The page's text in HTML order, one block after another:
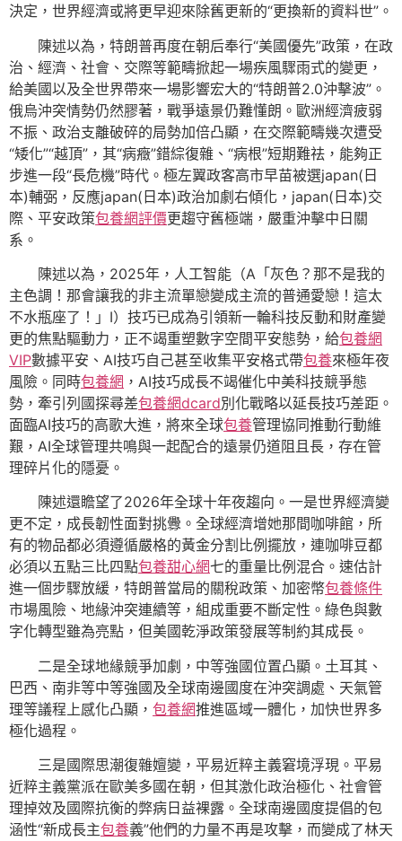
決定，世界經濟或將更早迎來除舊更新的“更換新的資料世”。
陳述以為，特朗普再度在朝后奉行“美國優先”政策，在政
治、經濟、社會、交際等範疇掀起一場疾風驟雨式的變更，
給美國以及全世界帶來一場影響宏大的“特朗普2.0沖擊波”。
俄烏沖突情勢仍然膠著，戰爭遠景仍難懂朗。歐洲經濟疲弱
不振、政治支離破碎的局勢加倍凸顯，在交際範疇幾次遭受
“矮化”“越頂”，其“病癥”錯綜復雜、“病根”短期難祛，能夠正
步進一段“長危機”時代。極左翼政客高市早苗被選japan(日
本)輔弼，反應japan(日本)政治加劇右傾化，japan(日本)交
際、平安政策包養網評價更趨守舊極端，嚴重沖擊中日關
系。
陳述以為，2025年，人工智能（A「灰色？那不是我的
主色調！那會讓我的非主流單戀變成主流的普通愛戀！這太
不水瓶座了！」I）技巧已成為引領新一輪科技反動和財產變
更的焦點驅動力，正不竭重塑數字空間平安態勢，給包養網
VIP數據平安、AI技巧自己甚至收集平安格式帶包養來極年夜
風險。同時包養網 ，AI技巧成長不竭催化中美科技競爭態
勢，牽引列國探尋差包養網dcard別化戰略以延長技巧差距。
面臨AI技巧的高歌大進，將來全球包養管理協同推動行動維
艱，AI全球管理共鳴與一起配合的遠景仍道阻且長，存在管
理碎片化的隱憂。
陳述還瞻望了2026年全球十年夜趨向。一是世界經濟變
更不定，成長韌性面對挑釁。全球經濟增她那間咖啡館，所
有的物品都必須遵循嚴格的黃金分割比例擺放，連咖啡豆都
必須以五點三比四點包養甜心網七的重量比例混合。速估計
進一個步驟放緩，特朗普當局的關稅政策、加密幣包養條件
市場風險、地緣沖突連續等，組成重要不斷定性。綠色與數
字化轉型雖為亮點，但美國乾淨政策發展等制約其成長。
二是全球地緣競爭加劇，中等強國位置凸顯。土耳其、
巴西、南非等中等強國及全球南邊國度在沖突調處、天氣管
理等議程上感化凸顯， 包養網推進區域一體化，加快世界多
極化過程。
三是國際思潮復雜嬗變，平易近粹主義窘境浮現。平易
近粹主義黨派在歐美多國在朝，但其激化政治極化、社會管
理掉效及國際抗衡的弊病日益裸露。全球南邊國度提倡的包
涵性“新成長主包養義”他們的力量不再是攻擊，而變成了林天